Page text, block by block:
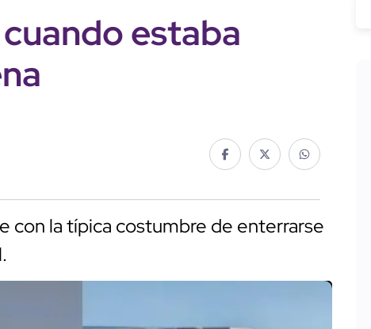
estaba
con la típica costumbre de enterrarse